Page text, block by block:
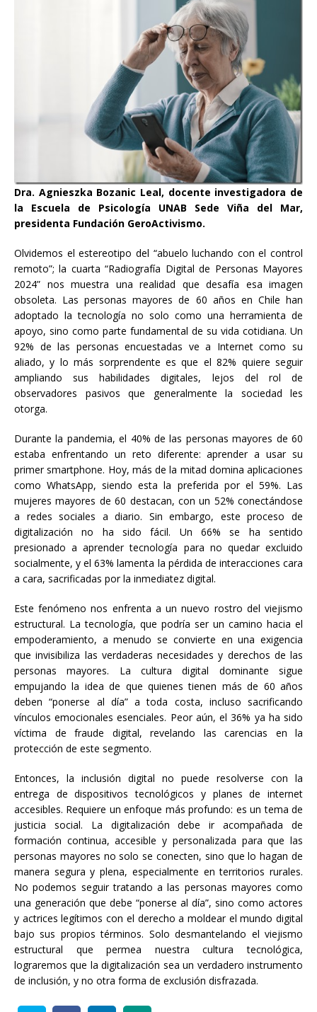
Dra. Agnieszka Bozanic Leal, docente investigadora de
la Escuela de Psicología UNAB Sede Viña del Mar,
presidenta Fundación GeroActivismo.
Olvidemos el estereotipo del “abuelo luchando con el control
remoto”; la cuarta “Radiografía Digital de Personas Mayores
2024” nos muestra una realidad que desafía esa imagen
obsoleta. Las personas mayores de 60 años en Chile han
adoptado la tecnología no solo como una herramienta de
apoyo, sino como parte fundamental de su vida cotidiana. Un
92% de las personas encuestadas ve a Internet como su
aliado, y lo más sorprendente es que el 82% quiere seguir
ampliando sus habilidades digitales, lejos del rol de
observadores pasivos que generalmente la sociedad les
otorga.
Durante la pandemia, el 40% de las personas mayores de 60
estaba enfrentando un reto diferente: aprender a usar su
primer smartphone. Hoy, más de la mitad domina aplicaciones
como WhatsApp, siendo esta la preferida por el 59%. Las
mujeres mayores de 60 destacan, con un 52% conectándose
a redes sociales a diario. Sin embargo, este proceso de
digitalización no ha sido fácil. Un 66% se ha sentido
presionado a aprender tecnología para no quedar excluido
socialmente, y el 63% lamenta la pérdida de interacciones cara
a cara, sacrificadas por la inmediatez digital.
Este fenómeno nos enfrenta a un nuevo rostro del viejismo
estructural. La tecnología, que podría ser un camino hacia el
empoderamiento, a menudo se convierte en una exigencia
que invisibiliza las verdaderas necesidades y derechos de las
personas mayores. La cultura digital dominante sigue
empujando la idea de que quienes tienen más de 60 años
deben “ponerse al día” a toda costa, incluso sacrificando
vínculos emocionales esenciales. Peor aún, el 36% ya ha sido
víctima de fraude digital, revelando las carencias en la
protección de este segmento.
Entonces, la inclusión digital no puede resolverse con la
entrega de dispositivos tecnológicos y planes de internet
accesibles. Requiere un enfoque más profundo: es un tema de
justicia social. La digitalización debe ir acompañada de
formación continua, accesible y personalizada para que las
personas mayores no solo se conecten, sino que lo hagan de
manera segura y plena, especialmente en territorios rurales.
No podemos seguir tratando a las personas mayores como
una generación que debe “ponerse al día”, sino como actores
y actrices legítimos con el derecho a moldear el mundo digital
bajo sus propios términos. Solo desmantelando el viejismo
estructural que permea nuestra cultura tecnológica,
lograremos que la digitalización sea un verdadero instrumento
de inclusión, y no otra forma de exclusión disfrazada.